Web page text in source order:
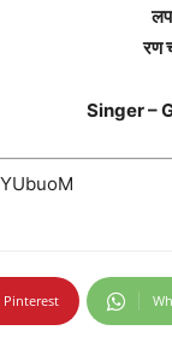
रण
Singer –
Pinterest